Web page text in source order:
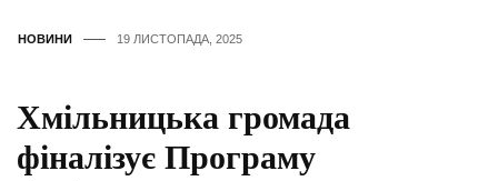
НОВИНИ 19 ЛИСТОПАДА, 2025
Хмільницька громада
фіналізує Програму